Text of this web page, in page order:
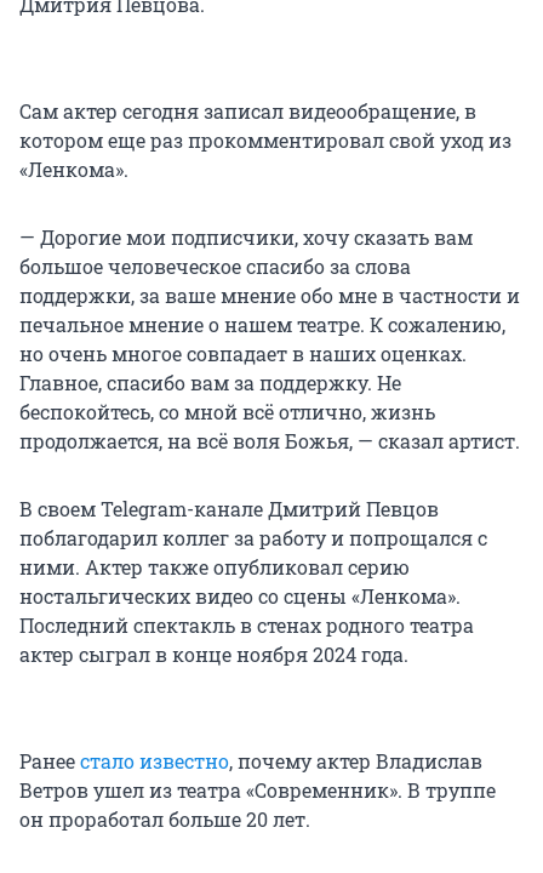
Сам актер сегодня записал видеообращение, в
котором еще раз прокомментировал свой уход из
«Ленкома».
— Дорогие мои подписчики, хочу сказать вам
большое человеческое спасибо за слова
поддержки, за ваше мнение обо мне в частности и
печальное мнение о нашем театре. К сожалению,
но очень многое совпадает в наших оценках.
Главное, спасибо вам за поддержку. Не
беспокойтесь, со мной всё отлично, жизнь
продолжается, на всё воля Божья, — сказал артист.
В своем Telegram-канале Дмитрий Певцов
поблагодарил коллег за работу и попрощался с
ними. Актер также опубликовал серию
ностальгических видео со сцены «Ленкома».
Последний спектакль в стенах родного театра
актер сыграл в конце ноября 2024 года.
Ранеестало известно, почему актер Владислав
Ветров ушел из театра «Современник». В труппе
он проработал больше 20 лет.